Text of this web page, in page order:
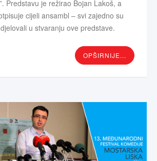
Predstavu je režirao Bojan Lakoš, a
cijeli ansambl – svi zajedno su
u stvaranju ove predstave.
OPŠIRNIJE...